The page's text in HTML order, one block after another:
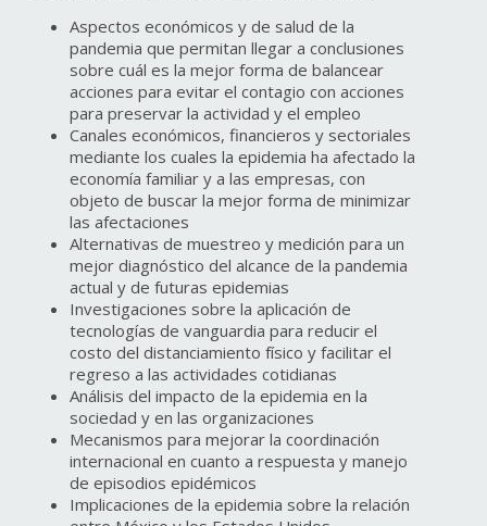
Aspectos económicos y de salud de la
pandemia que permitan llegar a conclusiones
sobre cuál es la mejor forma de balancear
acciones para evitar el contagio con acciones
para preservar la actividad y el empleo
Canales económicos, financieros y sectoriales
mediante los cuales la epidemia ha afectado la
economía familiar y a las empresas, con
objeto de buscar la mejor forma de minimizar
las afectaciones
Alternativas de muestreo y medición para un
mejor diagnóstico del alcance de la pandemia
actual y de futuras epidemias
Investigaciones sobre la aplicación de
tecnologías de vanguardia para reducir el
costo del distanciamiento físico y facilitar el
regreso a las actividades cotidianas
Análisis del impacto de la epidemia en la
sociedad y en las organizaciones
Mecanismos para mejorar la coordinación
internacional en cuanto a respuesta y manejo
de episodios epidémicos
Implicaciones de la epidemia sobre la relación